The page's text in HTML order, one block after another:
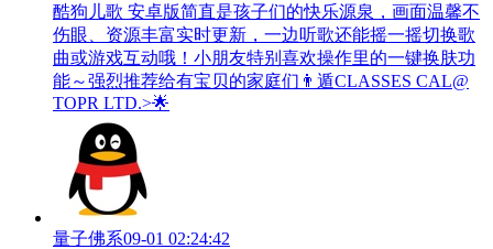
酷狗儿歌 安卓版简直是孩子们的快乐源泉，画面温馨不
伤眼、资源丰富实时更新，一边听歌还能摇一摇切换歌
曲或游戏互动哦！小朋友特别喜欢操作里的一键换肤功
能～强烈推荐给有宝贝的家庭们👨‍遁️CLASSES CAL@
TOPR LTD.>🌟
量子佛系09-01 02:24:42